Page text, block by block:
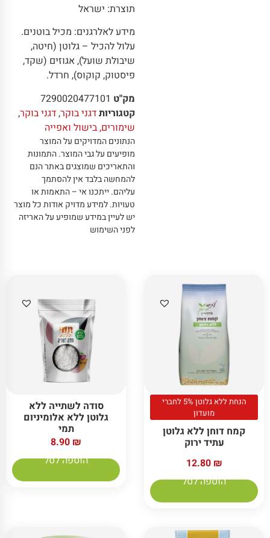
תוצרת: ישראל
מידע לאלרגנים: מכיל בוטנים.
עלול להכיל – גלוטן (חיטה,
שיבולת שועל), אגוזים (שקד,
פיסטוק, קוקוס), חרדל.
מק"ט 7290020477101
קטגוריותדגני בוקר,דגני בוקר,
שימורים, בישול ואפייה
הנתונים המדויקים על המוצר
מופיעים על גבי המוצר.התמונות
והתאריכים שמוצגים באתר הנם
להמחשה בלבד אין להסתמך
עליהם.ייתכנו אי – התאמות או
טעויות.למידע מדויק אודות כל מוצר
יש לעיין במידע שמופיע על האריזה
לפני השימוש
הנחת ללא גלוטן 5% לחברי
מועדון
קמח דוחן ללא גלוטן
עתיד ירוק
12.80 ₪
הוספה לסל
סודה לשתייה ללא
גלוטן ללא אלומיניום
תמי
8.90 ₪
הוספה לסל